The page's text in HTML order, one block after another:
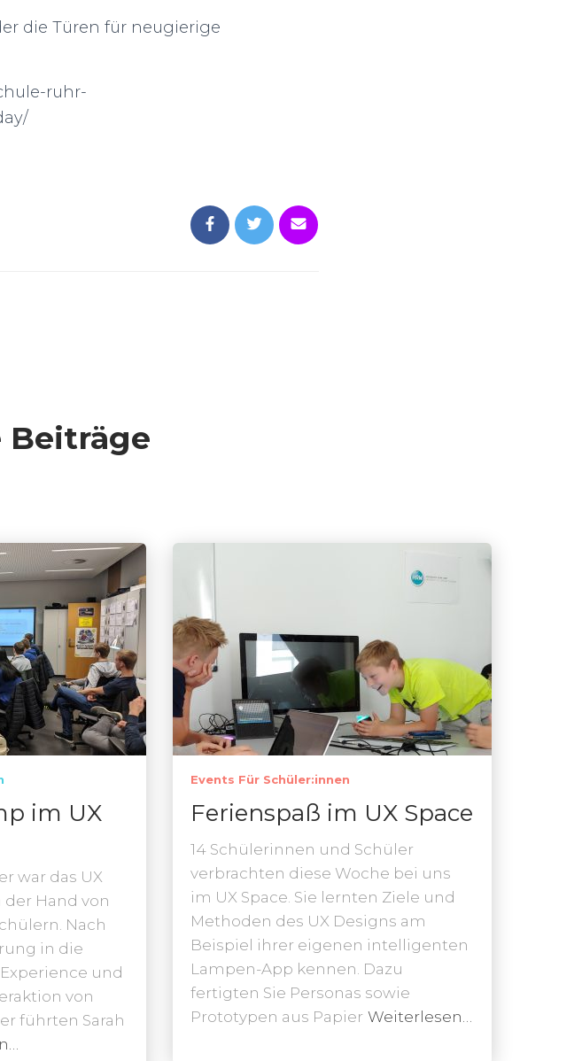
die Türen für neugierige
ruhr-
Beiträge
im UX
war das UX
Hand von
Nach
in die
und
von
führten Sarah
Events Für Schüler:innen
Ferienspaß im UX Space
14 Schülerinnen und Schüler
verbrachten diese Woche bei uns
im UX Space. Sie lernten Ziele und
Methoden des UX Designs am
Beispiel ihrer eigenen intelligenten
Lampen-App kennen. Dazu
fertigten Sie Personas sowie
Prototypen aus Papier Weiterlesen…